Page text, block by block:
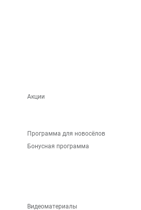
Акции
Программа для новосёлов
Бонусная программа
Видеоматериалы